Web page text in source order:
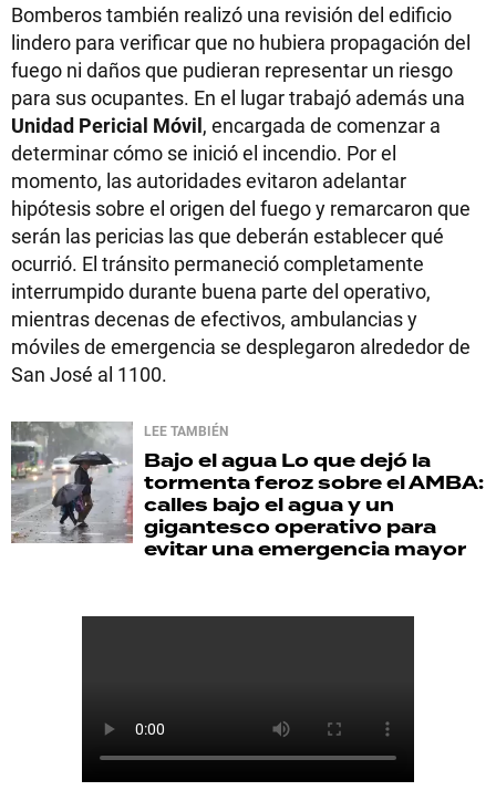
Bomberos también realizó una revisión del edificio
lindero para verificar que no hubiera propagación del
fuego ni daños que pudieran representar un riesgo
para sus ocupantes. En el lugar trabajó además una
Unidad Pericial Móvil, encargada de comenzar a
determinar cómo se inició el incendio. Por el
momento, las autoridades evitaron adelantar
hipótesis sobre el origen del fuego y remarcaron que
serán las pericias las que deberán establecer qué
ocurrió. El tránsito permaneció completamente
interrumpido durante buena parte del operativo,
mientras decenas de efectivos, ambulancias y
móviles de emergencia se desplegaron alrededor de
San José al 1100.
LEE TAMBIÉN
Bajo el agua Lo que dejó la
tormenta feroz sobre el AMBA:
calles bajo el agua y un
gigantesco operativo para
evitar una emergencia mayor